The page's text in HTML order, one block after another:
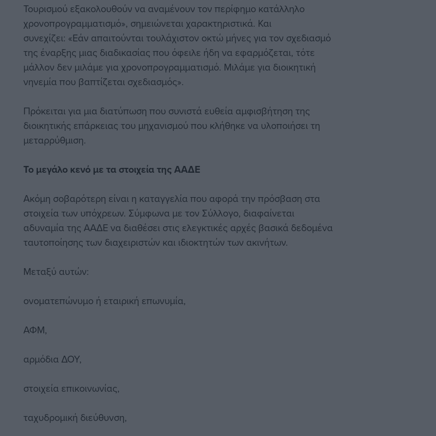
Τουρισμού εξακολουθούν να αναμένουν τον περίφημο κατάλληλο
χρονοπρογραμματισμό», σημειώνεται χαρακτηριστικά. Και
συνεχίζει: «Εάν απαιτούνται τουλάχιστον οκτώ μήνες για τον σχεδιασμό
της έναρξης μιας διαδικασίας που όφειλε ήδη να εφαρμόζεται, τότε
μάλλον δεν μιλάμε για χρονοπρογραμματισμό. Μιλάμε για διοικητική
νηνεμία που βαπτίζεται σχεδιασμός».
Πρόκειται για μια διατύπωση που συνιστά ευθεία αμφισβήτηση της
διοικητικής επάρκειας του μηχανισμού που κλήθηκε να υλοποιήσει τη
μεταρρύθμιση.
Το μεγάλο κενό με τα στοιχεία της ΑΑΔΕ
Ακόμη σοβαρότερη είναι η καταγγελία που αφορά την πρόσβαση στα
στοιχεία των υπόχρεων. Σύμφωνα με τον Σύλλογο, διαφαίνεται
αδυναμία της ΑΑΔΕ να διαθέσει στις ελεγκτικές αρχές βασικά δεδομένα
ταυτοποίησης των διαχειριστών και ιδιοκτητών των ακινήτων.
Μεταξύ αυτών:
ονοματεπώνυμο ή εταιρική επωνυμία,
ΑΦΜ,
αρμόδια ΔΟΥ,
στοιχεία επικοινωνίας,
ταχυδρομική διεύθυνση,